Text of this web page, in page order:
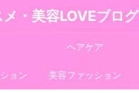
・美容LOVEブログ
ヘアケア
ョン 美容ファッション